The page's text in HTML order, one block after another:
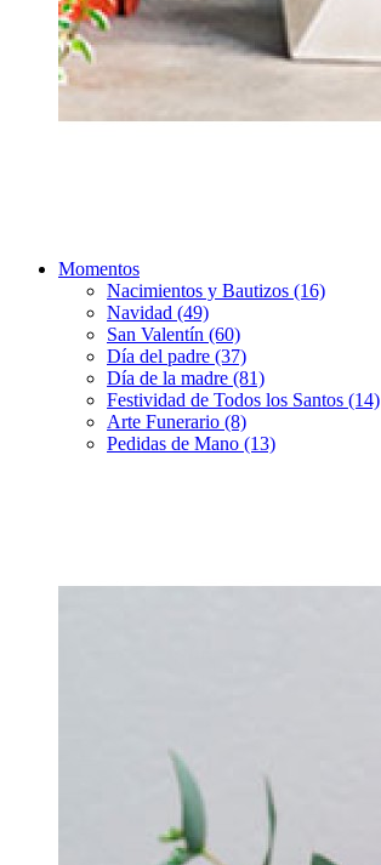
Momentos
Nacimientos y Bautizos (16)
Navidad (49)
San Valentín (60)
Día del padre (37)
Día de la madre (81)
Festividad de Todos los Santos (14)
Arte Funerario (8)
Pedidas de Mano (13)